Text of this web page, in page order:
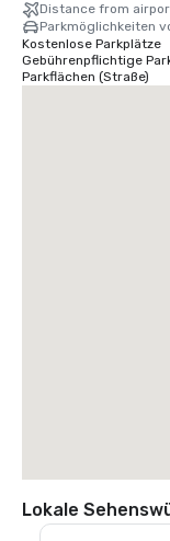
Distance from
Parkmöglichkeiten
Kostenlose Parkplätze
Gebührenpflichtige
Parkflächen (Straße)
Lokale